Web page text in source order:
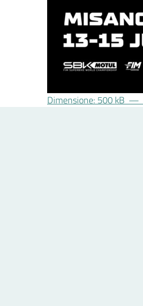
Dimensione: 500 kB —